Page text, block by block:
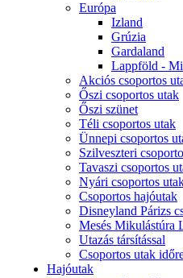
Európa
Izland
Grúzia
Gardaland
Lappföld -
Akciós csoportos
Őszi csoportos utak
Őszi szünet
Téli csoportos utak
Ünnepi csoportos
Szilveszteri
Tavaszi csoportos
Nyári csoportos
Csoportos hajóutak
Disneyland Párizs
Mesés Mikulástúra
Utazás társítással
Csoportos utak
Hajóutak